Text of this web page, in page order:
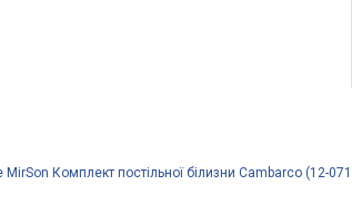
MirSon Комплект постільної білизни Cambarco (12-